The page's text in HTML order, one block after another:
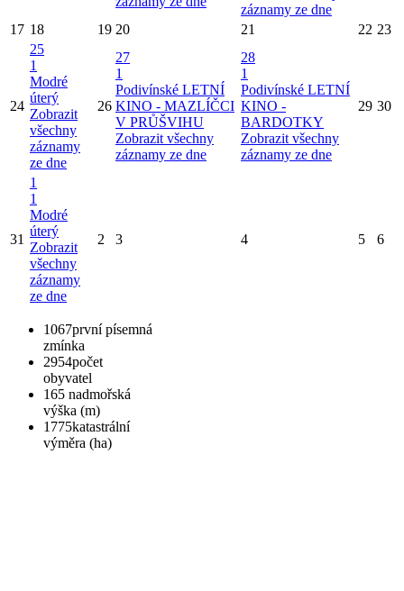
záznamy ze dne
17 18 19 20 21 22 23
24
25
1
Modré
úterý
Zobrazit
všechny
záznamy
ze dne
26
27
1
Podivínské LETNÍ
KINO - MAZLÍČCI
V PRŮŠVIHU
Zobrazit všechny
záznamy ze dne
28
1
Podivínské LETNÍ
KINO -
BARDOTKY
Zobrazit všechny
záznamy ze dne
29 30
31
1
1
Modré
úterý
Zobrazit
všechny
záznamy
ze dne
2 3 4 5 6
1067první písemná
zmínka
2954počet
obyvatel
165 nadmořská
výška (m)
1775katastrální
výměra (ha)